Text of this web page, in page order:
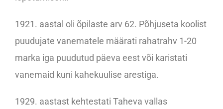
1921. aastal oli õpilaste arv 62. Põhjuseta koolist
puudujate vanematele määrati rahatrahv 1-20
marka iga puudutud päeva eest või karistati
vanemaid kuni kahekuulise arestiga.
1929. aastast kehtestati Taheva vallas